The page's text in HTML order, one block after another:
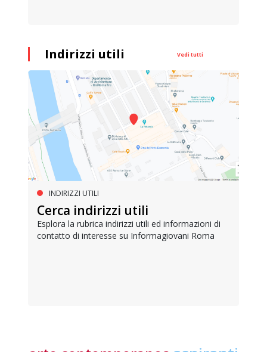
Indirizzi utili Vedi tutti
INDIRIZZI UTILI
Cerca indirizzi utili
Esplora la rubrica indirizzi utili ed informazioni di
contatto di interesse su Informagiovani Roma